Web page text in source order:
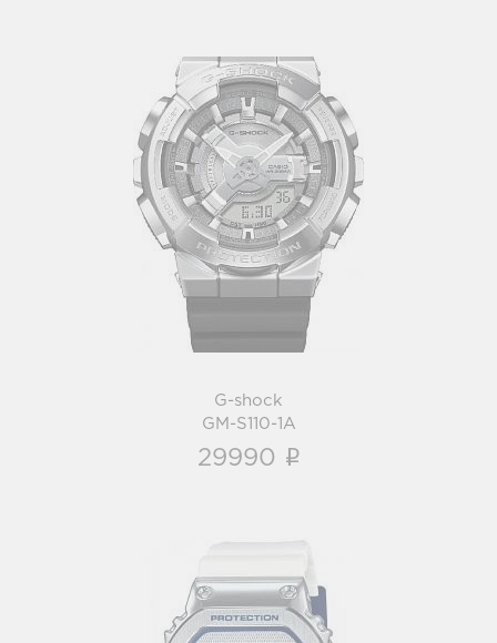
G-shock
GM-S110-1A
i
G-shock
GM-S110-1A
29990 i